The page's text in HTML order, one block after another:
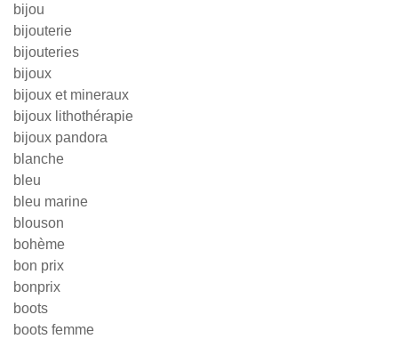
bijou
bijouterie
bijouteries
bijoux
bijoux et mineraux
bijoux lithothérapie
bijoux pandora
blanche
bleu
bleu marine
blouson
bohème
bon prix
bonprix
boots
boots femme